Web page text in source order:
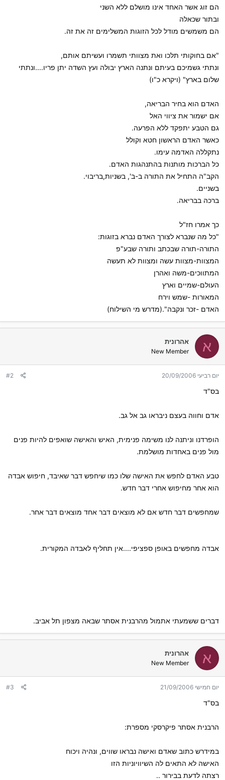
הם זוג אשר האחד אינו מושלם ללא השני
ובתור שכאלה
הם משמשים מודל לכל הזוגות המשלימים זה את זה.
"אם בחוקותי תלכו ואת מצוותי תשמרו ועשיתם אותם,
ונתתי גשמיכם בעיתם ונתנה הארץ יבולה ועץ השדה יתן פריו....ונתתי
שלום בארץ" (ויקרא כ"ו)
האדם הוא בחיר הבריאה,
אם ישמור את ציווי האל
גם הטבע יתפקד ללא הפרעה.
כאשר האדם הראשון חטא וקולל
נתקללה האדמה עימו.
כל הברכות מותנות בהתנהגות האדם.
הקב"ה התחיל את התורה ב-ב', בשניות,בריבוי.
בשניים.
ברכה בבריאה.
כך אמרו חז"ל
"כל מה שנברא לצורך האדם נברא בזוגות:
התורה-תורה שבכתב ותורה שבע"פ
המצוות-מצוות עשה ומצוות לא תעשה
המתווכים-משה ואהרן
העולם-שמיים וארץ
המאורות -שמש וירח
האדם -זכר ונקבה".(מדרש מי השילוח)
א אהרונית
New Member
יום רביעי 20/09/2006 #2
בס"ד
אדם וחווה בעצם ניבראו גב אל גב.
הופרדנו וניתנה לנו משימה פנימית, האיש והאישה שואפים להיות פנים
מול פנים באחדות מושלמת.
טבע האדם לחפש את האישה שלו כמו שיחפש דבר שאיבד, חיפוש אבדה
הוא אחר מחיפוש אחרי דבר חדש.
שמחפשים דבר חדש אם לא מוצאים דבר אחד מוצאים דבר אחר.
אבדה מחפשים באופן ספציפי....אין תחליף לאבדה המקורית.
דברים ששמעתי אתמול מהרבנית אסתר שבאה מצפון תל אביב.
א אהרונית
New Member
יום חמישי 21/09/2006 #3
בס"ד
הרבנית אסתר פיקרסקי מספרת:
במידרש כתוב שאדם ואישה נבראו שווים, ונהיה ויכוח
האישה לא התאים לה השיוויוניות הזו
רצתה לדעת בבירור ..